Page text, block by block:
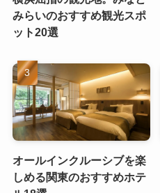
みらいのおすすめ観光スポ
ット20選
オールインクルーシブを楽
しめる関東のおすすめホテ